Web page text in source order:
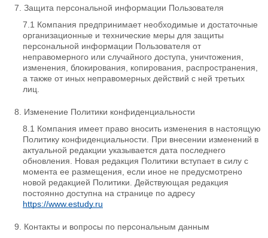
Защита персональной информации Пользователя
Компания предпринимает необходимые и достаточные
организационные и технические меры для защиты
персональной информации Пользователя от
неправомерного или случайного доступа, уничтожения,
изменения, блокирования, копирования, распространения,
а также от иных неправомерных действий с ней третьих
лиц.
Изменение Политики конфиденциальности
Компания имеет право вносить изменения в настоящую
Политику конфиденциальности. При внесении изменений в
актуальной редакции указывается дата последнего
обновления. Новая редакция Политики вступает в силу с
момента ее размещения, если иное не предусмотрено
новой редакцией Политики. Действующая редакция
постоянно доступна на странице по адресу
https://www.estudy.ru
Контакты и вопросы по персональным данным